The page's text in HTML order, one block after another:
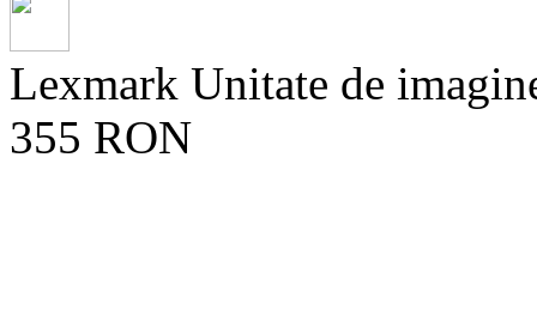
Lexmark Unitate de
355 RON